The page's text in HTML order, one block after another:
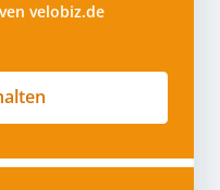
velobiz.de